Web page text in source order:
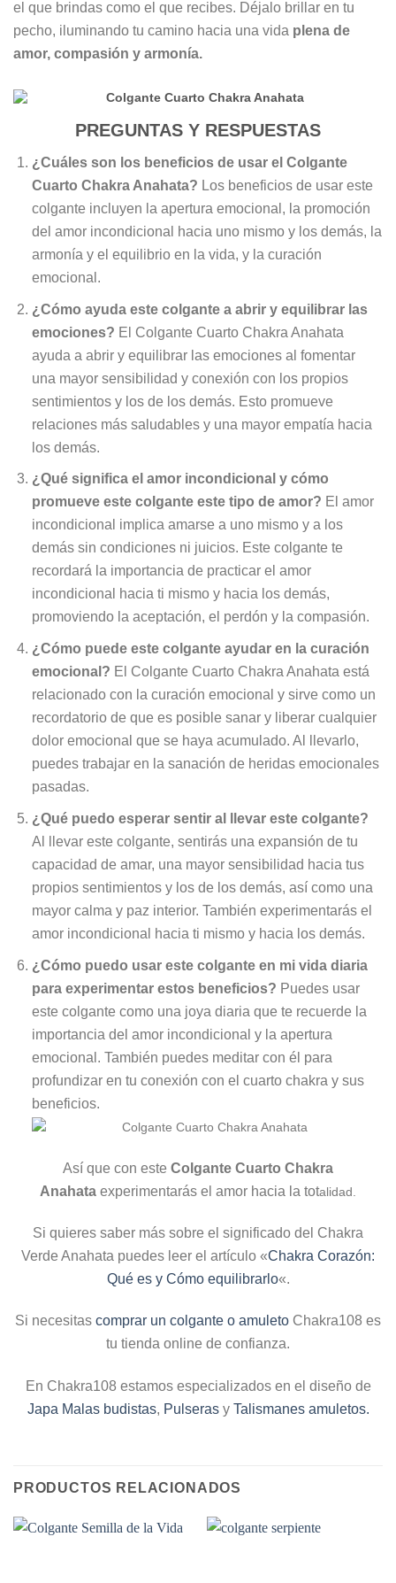
el que brindas como el que recibes. Déjalo brillar en tu
pecho, iluminando tu camino hacia una vida plena de
amor, compasión y armonía.
PREGUNTAS Y RESPUESTAS
¿Cuáles son los beneficios de usar el Colgante
Cuarto Chakra Anahata? Los beneficios de usar este
colgante incluyen la apertura emocional, la promoción
del amor incondicional hacia uno mismo y los demás, la
armonía y el equilibrio en la vida, y la curación
emocional.
¿Cómo ayuda este colgante a abrir y equilibrar las
emociones? El Colgante Cuarto Chakra Anahata
ayuda a abrir y equilibrar las emociones al fomentar
una mayor sensibilidad y conexión con los propios
sentimientos y los de los demás. Esto promueve
relaciones más saludables y una mayor empatía hacia
los demás.
¿Qué significa el amor incondicional y cómo
promueve este colgante este tipo de amor? El amor
incondicional implica amarse a uno mismo y a los
demás sin condiciones ni juicios. Este colgante te
recordará la importancia de practicar el amor
incondicional hacia ti mismo y hacia los demás,
promoviendo la aceptación, el perdón y la compasión.
¿Cómo puede este colgante ayudar en la curación
emocional? El Colgante Cuarto Chakra Anahata está
relacionado con la curación emocional y sirve como un
recordatorio de que es posible sanar y liberar cualquier
dolor emocional que se haya acumulado. Al llevarlo,
puedes trabajar en la sanación de heridas emocionales
pasadas.
¿Qué puedo esperar sentir al llevar este colgante?
Al llevar este colgante, sentirás una expansión de tu
capacidad de amar, una mayor sensibilidad hacia tus
propios sentimientos y los de los demás, así como una
mayor calma y paz interior. También experimentarás el
amor incondicional hacia ti mismo y hacia los demás.
¿Cómo puedo usar este colgante en mi vida diaria
para experimentar estos beneficios? Puedes usar
este colgante como una joya diaria que te recuerde la
importancia del amor incondicional y la apertura
emocional. También puedes meditar con él para
profundizar en tu conexión con el cuarto chakra y sus
beneficios.
Así que con este Colgante Cuarto Chakra
Anahata experimentarás el amor hacia la totalidad.
Si quieres saber más sobre el significado del Chakra
Verde Anahata puedes leer el artículo «Chakra Corazón:
Qué es y Cómo equilibrarlo«.
Si necesitas comprar un colgante o amuleto Chakra108 es
tu tienda online de confianza.
En Chakra108 estamos especializados en el diseño de
Japa Malas budistas, Pulserasy Talismanes amuletos.
PRODUCTOS RELACIONADOS